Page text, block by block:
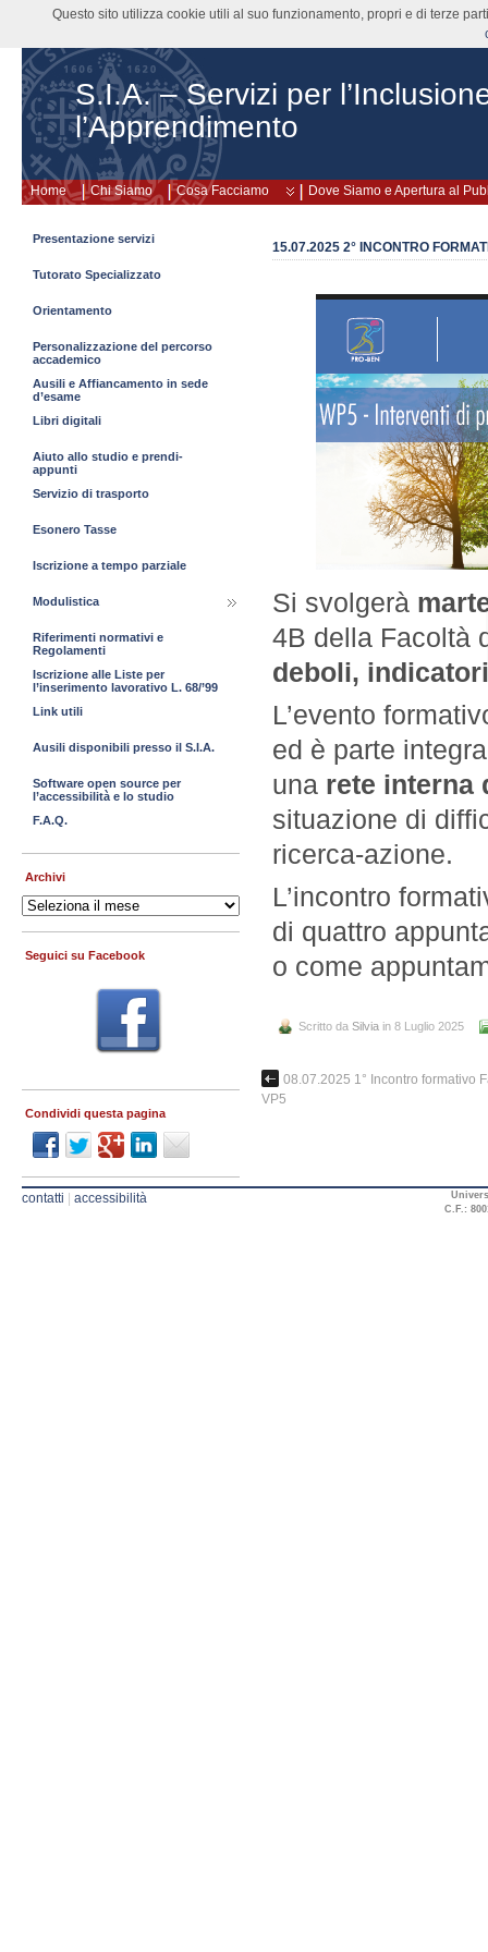
S.I.A. – Servizi per
l’Apprendimento
Home Chi Siamo Cosa Facciamo Dove Siamo e Apertura al
15.07.2025 2° INCONTRO
Si svolgerà
4B della Facoltà
deboli,
L’evento
ed è parte
una rete interna
situazione di
ricerca-azione.
L’incontro
di quattro
o come
Scritto da Silvia in 8 Luglio 2025
08.07.2025 1° Incontro formativo
VP5
Presentazione servizi
Tutorato Specializzato
Orientamento
Personalizzazione del percorso
accademico
Ausili e Affiancamento in sede
d’esame
Libri digitali
Aiuto allo studio e prendi-
appunti
Servizio di trasporto
Esonero Tasse
Iscrizione a tempo parziale
Modulistica
Riferimenti normativi e
Regolamenti
Iscrizione alle Liste per
l’inserimento lavorativo L. 68/’99
Link utili
Ausili disponibili presso il S.I.A.
Software open source per
l’accessibilità e lo studio
F.A.Q.
Archivi
Archivi
Seguici su Facebook
Condividi questa pagina
contatti accessibilità
C.F.:
Questo sito utilizza cookie utili al suo funzionamento, propri e di terze